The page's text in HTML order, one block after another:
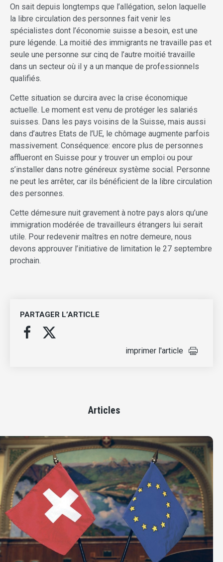
On sait depuis longtemps que l’allégation, selon laquelle
la libre circulation des personnes fait venir les
spécialistes dont l’économie suisse a besoin, est une
pure légende. La moitié des immigrants ne travaille pas et
seule une personne sur cinq de l’autre moitié travaille
dans un secteur où il y a un manque de professionnels
qualifiés.
Cette situation se durcira avec la crise économique
actuelle. Le moment est venu de protéger les salariés
suisses. Dans les pays voisins de la Suisse, mais aussi
dans d’autres Etats de l’UE, le chômage augmente parfois
massivement. Conséquence: encore plus de personnes
afflueront en Suisse pour y trouver un emploi ou pour
s’installer dans notre généreux système social. Personne
ne peut les arrêter, car ils bénéficient de la libre circulation
des personnes.
Cette démesure nuit gravement à notre pays alors qu’une
immigration modérée de travailleurs étrangers lui serait
utile. Pour redevenir maîtres en notre demeure, nous
devons approuver l’initiative de limitation le 27 septembre
prochain.
PARTAGER L’ARTICLE
imprimer l'article
Articles